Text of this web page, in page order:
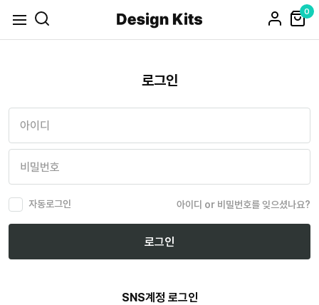
0
로그인
자동로그인 아이디 or 비밀번호를 잊으셨나요?
로그인
SNS계정 로그인